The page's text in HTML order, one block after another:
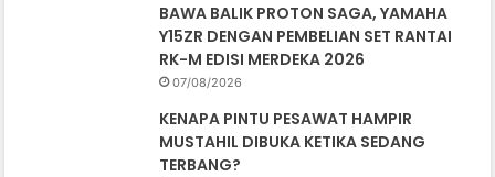
BAWA BALIK PROTON SAGA, YAMAHA
Y15ZR DENGAN PEMBELIAN SET RANTAI
RK-M EDISI MERDEKA 2026
07/08/2026
KENAPA PINTU PESAWAT HAMPIR
MUSTAHIL DIBUKA KETIKA SEDANG
TERBANG?